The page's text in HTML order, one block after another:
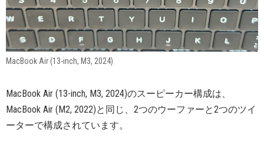
MacBook Air (13-inch, M3, 2024)
MacBook Air (13-inch, M3, 2024)のスーピーカー構成は、
MacBook Air (M2, 2022)と同じ、2つのウーファーと2つのツイ
ーターで構成されています。